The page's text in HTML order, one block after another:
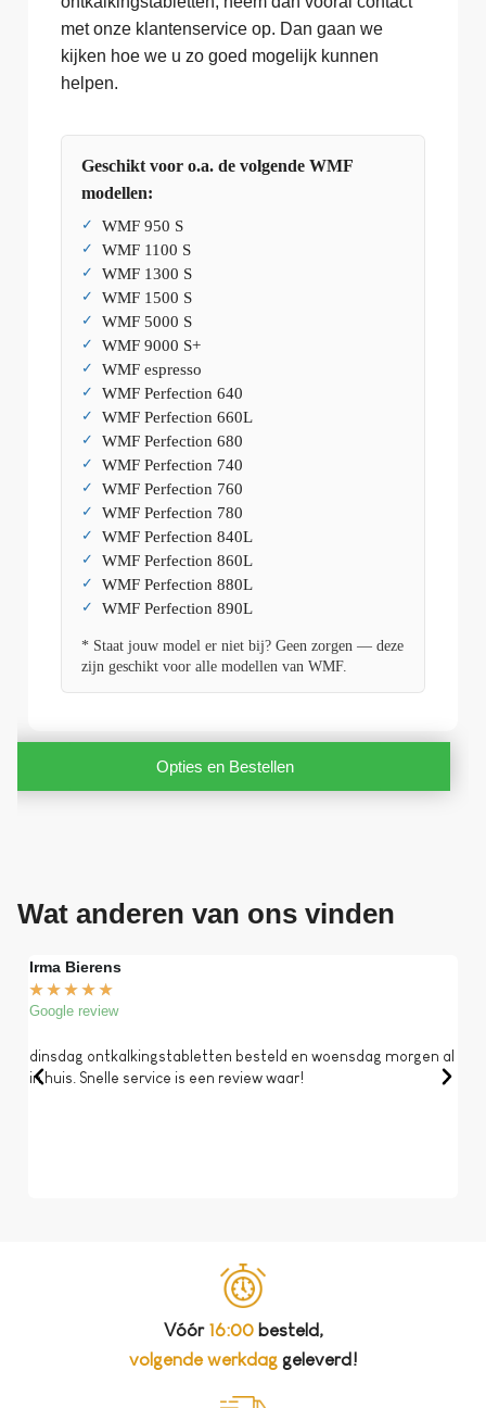
met onze klantenservice op. Dan gaan we
kijken hoe we u zo goed mogelijk kunnen
helpen.
Geschikt voor o.a. de volgende WMF
modellen:
WMF 950 S
WMF 1100 S
WMF 1300 S
WMF 1500 S
WMF 5000 S
WMF 9000 S+
WMF espresso
WMF Perfection 640
WMF Perfection 660L
WMF Perfection 680
WMF Perfection 740
WMF Perfection 760
WMF Perfection 780
WMF Perfection 840L
WMF Perfection 860L
WMF Perfection 880L
WMF Perfection 890L
* Staat jouw model er niet bij? Geen zorgen — deze
zijn geschikt voor alle modellen van WMF.
Opties en Bestellen
Wat anderen van ons vinden
Irma Bierens
★ ★ ★ ★ ★
Google review
dinsdag ontkalkingstabletten besteld en woensdag morgen al
in huis. Snelle service is een review waar!
Vóór 16:00besteld,
volgende werkdaggeleverd!